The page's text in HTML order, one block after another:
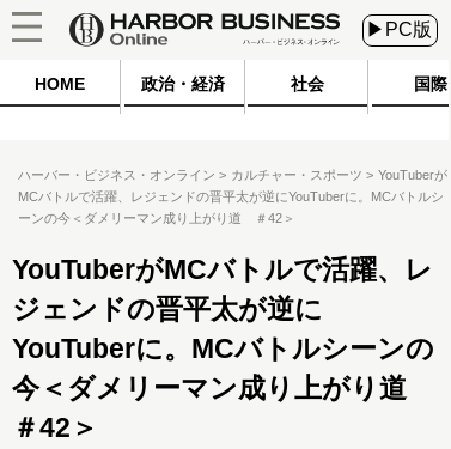
▶PC版
HOME 政治・経済 社会 国際
ハーバー・ビジネス・オンライン カルチャー・スポーツ
YouTuberが
MCバトルで活躍、レジェンドの晋平太が逆にYouTuberに。MCバトルシ
ーンの今＜ダメリーマン成り上がり道 ＃42＞
YouTuberがMCバトルで活躍、レ
ジェンドの晋平太が逆に
YouTuberに。MCバトルシーンの
今＜ダメリーマン成り上がり道
＃42＞